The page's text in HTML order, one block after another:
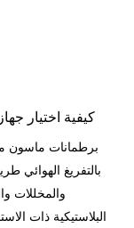
كيفية اختيار
برطمانات ماسون
بالتفريغ الهوائي
والمخللات
البلاستيكية ذات